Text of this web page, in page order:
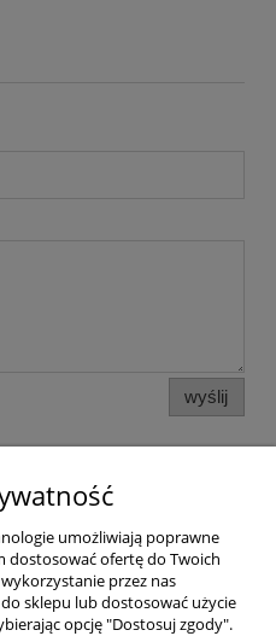
wyślij
umożliwiają poprawne
dostosować ofertę do Twoich
przez nas
sklepu lub dostosować użycie
opcję "Dostosuj zgody".